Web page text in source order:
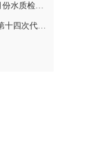
衡南县自来水有限公司2026年7月份水质检测报告公示
大会进行时 | 中国共产党衡南县第十四次代表大会召开预备会议第二阶段会议